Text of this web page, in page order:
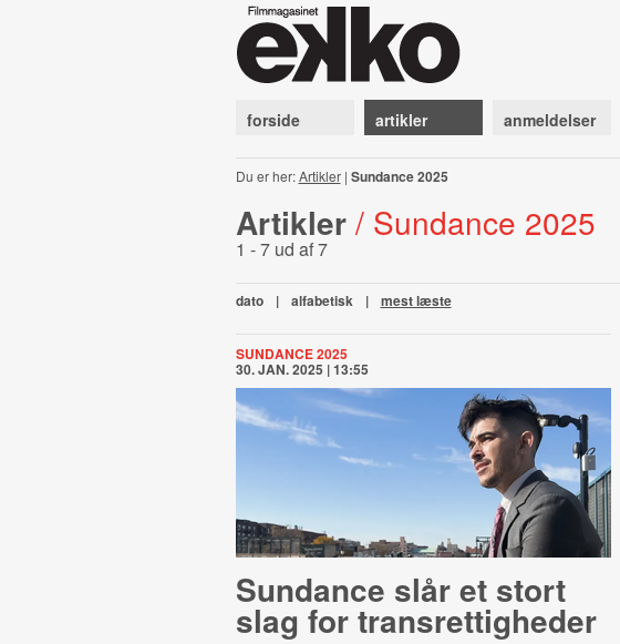
forside artikler anmeldelser
Du er her:Artikler| Sundance 2025
Artikler / Sundance 2025
1 - 7 ud af 7
dato | alfabetisk | mest læste
SUNDANCE 2025
30. JAN. 2025 | 13:55
Sundance slår et stort
slag for trans­ret­tig­he­der